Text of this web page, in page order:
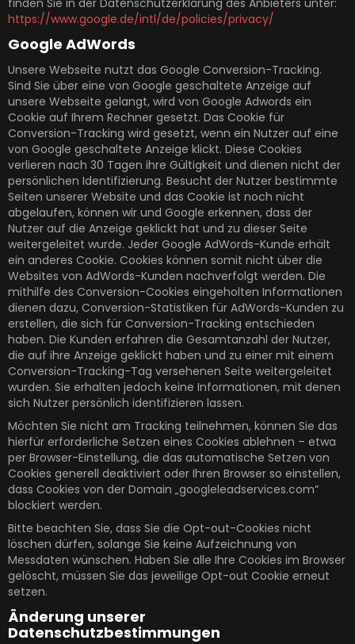
https://www.google.de/intl/de/policies/privacy/
Google AdWords
Unsere Webseite nutzt das Google Conversion-Tracking.
Sind Sie über eine von Google geschaltete Anzeige auf
unsere Webseite gelangt, wird von Google Adwords ein
Cookie auf Ihrem Rechner gesetzt. Das Cookie für
Conversion-Tracking wird gesetzt, wenn ein Nutzer auf eine
von Google geschaltete Anzeige klickt. Diese Cookies
verlieren nach 30 Tagen ihre Gültigkeit und dienen nicht der
persönlichen Identifizierung. Besucht der Nutzer bestimmte
Seiten unserer Website und das Cookie ist noch nicht
abgelaufen, können wir und Google erkennen, dass der
Nutzer auf die Anzeige geklickt hat und zu dieser Seite
weitergeleitet wurde. Jeder Google AdWords-Kunde erhält
ein anderes Cookie. Cookies können somit nicht über die
Websites von AdWords-Kunden nachverfolgt werden. Die
mithilfe des Conversion-Cookies eingeholten Informationen
dienen dazu, Conversion-Statistiken für AdWords-Kunden zu
erstellen, die sich für Conversion-Tracking entschieden
haben. Die Kunden erfahren die Gesamtanzahl der Nutzer,
die auf ihre Anzeige geklickt haben und zu einer mit einem
Conversion-Tracking-Tag versehenen Seite weitergeleitet
wurden. Sie erhalten jedoch keine Informationen, mit denen
sich Nutzer persönlich identifizieren lassen.
Möchten Sie nicht am Tracking teilnehmen, können Sie das
hierfür erforderliche Setzen eines Cookies ablehnen – etwa
per Browser-Einstellung, die das automatische Setzen von
Cookies generell deaktiviert oder Ihren Browser so einstellen,
dass Cookies von der Domain „googleleadservices.com“
blockiert werden.
Bitte beachten Sie, dass Sie die Opt-out-Cookies nicht
löschen dürfen, solange Sie keine Aufzeichnung von
Messdaten wünschen. Haben Sie alle Ihre Cookies im Browser
gelöscht, müssen Sie das jeweilige Opt-out Cookie erneut
setzen.
Änderung unserer
Datenschutzbestimmungen